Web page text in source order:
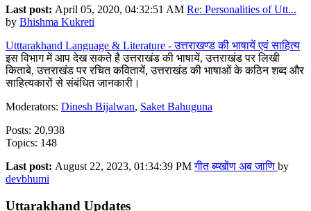
Last post: April 05, 2020, 04:32:51 AM Re: Personalities of Utt...
by Bhishma Kukreti
Utttarakhand Language & Literature - उत्तराखण्ड की भाषायें एवं साहित्य
इस विभाग में आप देख सकते है उत्तराखंड की भाषायें, उत्तराखंड पर लिखी
किताबे, उत्तराखंड पर रचित कवितायें, उत्तराखंड की भाषाओं के कठिन शब्द और
साहित्यकारों से संबंधित जानकारी।
Moderators: Dinesh Bijalwan, Saket Bahuguna
Posts: 20,938
Topics: 148
Last post: August 22, 2023, 01:34:39 PMगीत ब्य्खोंण अब जाणि by
devbhumi
Uttarakhand Updates